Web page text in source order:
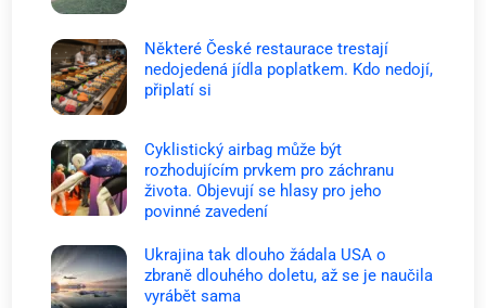
Některé České restaurace trestají
nedojedená jídla poplatkem. Kdo nedojí,
připlatí si
Cyklistický airbag může být
rozhodujícím prvkem pro záchranu
života. Objevují se hlasy pro jeho
povinné zavedení
Ukrajina tak dlouho žádala USA o
zbraně dlouhého doletu, až se je naučila
vyrábět sama